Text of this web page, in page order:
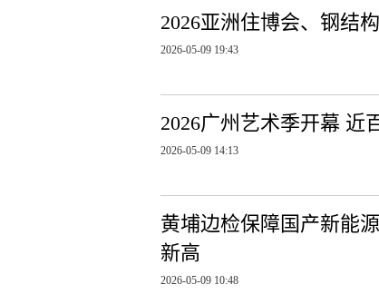
2026亚洲住博会、钢结
2026-05-09 19:43
2026广州艺术季开幕 近
2026-05-09 14:13
黄埔边检保障国产新能
新高
2026-05-09 10:48